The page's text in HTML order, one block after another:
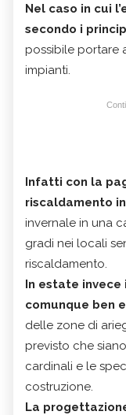
Nel caso in cui
secondo i
possibile portare
impianti.
Infatti con la
riscaldamento
invernale in una
gradi nei locali
riscaldamento.
In estate
comunque ben
delle zone di
previsto che
cardinali e le
costruzione.
La